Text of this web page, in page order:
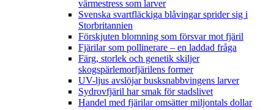
värmestress som larver
Svenska svartfläckiga blåvingar sprider sig i
Storbritannien
Förskjuten blomning som försvar mot fjäril
Fjärilar som pollinerare – en laddad fråga
Färg, storlek och genetik skiljer
skogspärlemorfjärilens former
UV-ljus avslöjar busksnabbvingens larver
Sydrovfjäril har smak för stadslivet
Handel med fjärilar omsätter miljontals dollar